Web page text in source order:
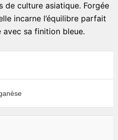
de culture asiatique. Forgée
incarne l’équilibre parfait
sa finition bleue.